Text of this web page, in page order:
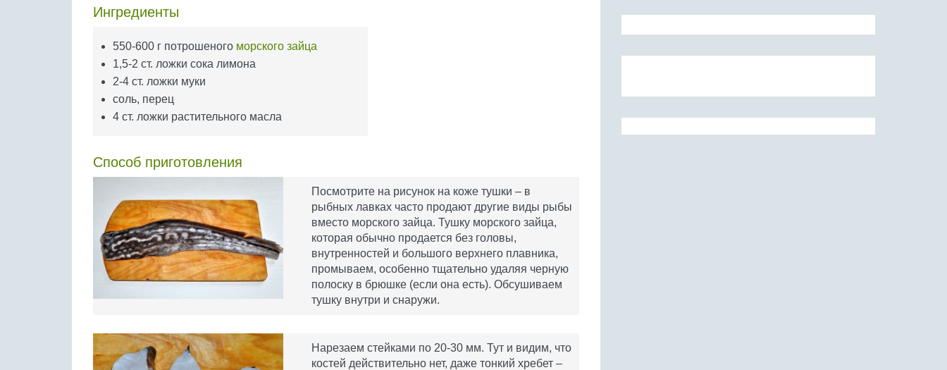
Ингредиенты
550-600 г потрошеного морского зайца
1,5-2 ст. ложки сока лимона
2-4 ст. ложки муки
соль, перец
4 ст. ложки растительного масла
Способ приготовления
Посмотрите на рисунок на коже тушки – в
рыбных лавках часто продают другие виды рыбы
вместо морского зайца. Тушку морского зайца,
которая обычно продается без головы,
внутренностей и большого верхнего плавника,
промываем, особенно тщательно удаляя черную
полоску в брюшке (если она есть). Обсушиваем
тушку внутри и снаружи.
Нарезаем стейками по 20-30 мм. Тут и видим, что
костей действительно нет, даже тонкий хребет –